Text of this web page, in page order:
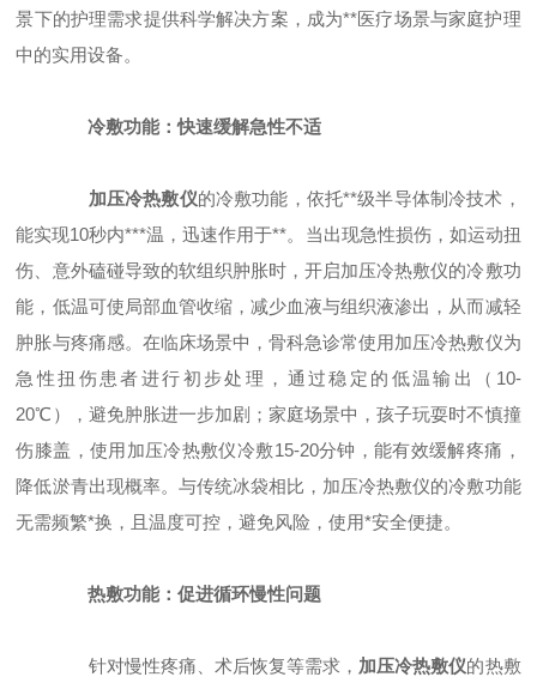
景下的护理需求提供科学解决方案，成为**医疗场景与家庭护理
中的实用设备。
冷敷功能：快速缓解急性不适
加压冷热敷仪的冷敷功能，依托**级半导体制冷技术，
能实现10秒内***温，迅速作用于**。当出现急性损伤，如运动扭
伤、意外磕碰导致的软组织肿胀时，开启加压冷热敷仪的冷敷功
能，低温可使局部血管收缩，减少血液与组织液渗出，从而减轻
肿胀与疼痛感。在临床场景中，骨科急诊常使用加压冷热敷仪为
急性扭伤患者进行初步处理，通过稳定的低温输出（10-
20℃），避免肿胀进一步加剧；家庭场景中，孩子玩耍时不慎撞
伤膝盖，使用加压冷热敷仪冷敷15-20分钟，能有效缓解疼痛，
降低淤青出现概率。与传统冰袋相比，加压冷热敷仪的冷敷功能
无需频繁*换，且温度可控，避免风险，使用*安全便捷。
热敷功能：促进循环慢性问题
针对慢性疼痛、术后恢复等需求， 加压冷热敷仪的热敷